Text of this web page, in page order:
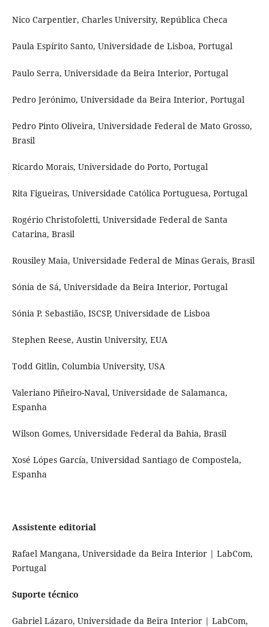
Nico Carpentier, Charles University, República Checa
Paula Espírito Santo, Universidade de Lisboa, Portugal
Paulo Serra, Universidade da Beira Interior, Portugal
Pedro Jerónimo, Universidade da Beira Interior, Portugal
Pedro Pinto Oliveira, Universidade Federal de Mato Grosso,
Brasil
Ricardo Morais, Universidade do Porto, Portugal
Rita Figueiras, Universidade Católica Portuguesa, Portugal
Rogério Christofoletti, Universidade Federal de Santa
Catarina, Brasil
Rousiley Maia, Universidade Federal de Minas Gerais, Brasil
Sónia de Sá, Universidade da Beira Interior, Portugal
Sónia P. Sebastião, ISCSP, Universidade de Lisboa
Stephen Reese, Austin University, EUA
Todd Gitlin, Columbia University, USA
Valeriano Piñeiro-Naval, Universidade de Salamanca,
Espanha
Wilson Gomes, Universidade Federal da Bahia, Brasil
Xosé Lópes García, Universidad Santiago de Compostela,
Espanha
Assistente editorial
Rafael Mangana, Universidade da Beira Interior | LabCom,
Portugal
Suporte técnico
Gabriel Lázaro, Universidade da Beira Interior | LabCom,